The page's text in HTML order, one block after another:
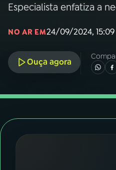
04PROGRAMAS
Especialista enfatiza a
NO AR EM24/09/2024, 15:09
Ouça agora